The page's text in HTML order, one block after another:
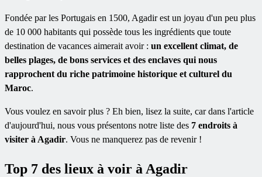
Fondée par les Portugais en 1500, Agadir est un joyau d'un peu plus
de 10 000 habitants qui possède tous les ingrédients que toute
destination de vacances aimerait avoir : un excellent climat, de
belles plages, de bons services et des enclaves qui nous
rapprochent du riche patrimoine historique et culturel du
Maroc.
Vous voulez en savoir plus ? Eh bien, lisez la suite, car dans l'article
d'aujourd'hui, nous vous présentons notre liste des 7 endroits à
visiter à Agadir. Vous ne manquerez pas de revenir !
Top 7 des lieux à voir à Agadir